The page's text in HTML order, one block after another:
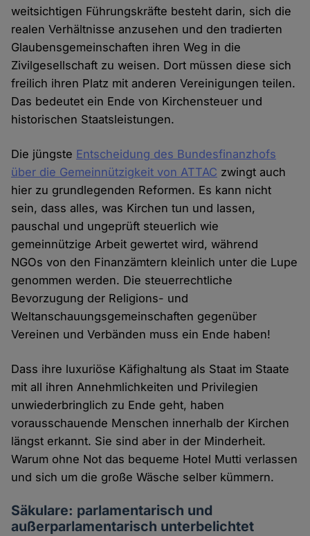
weitsichtigen Führungskräfte besteht darin, sich die
realen Verhältnisse anzusehen und den tradierten
Glaubensgemeinschaften ihren Weg in die
Zivilgesellschaft zu weisen. Dort müssen diese sich
freilich ihren Platz mit anderen Vereinigungen teilen.
Das bedeutet ein Ende von Kirchensteuer und
historischen Staatsleistungen.
Die jüngste Entscheidung des Bundesfinanzhofs
über die Gemeinnützigkeit von ATTAC zwingt auch
hier zu grundlegenden Reformen. Es kann nicht
sein, dass alles, was Kirchen tun und lassen,
pauschal und ungeprüft steuerlich wie
gemeinnützige Arbeit gewertet wird, während
NGOs von den Finanzämtern kleinlich unter die Lupe
genommen werden. Die steuerrechtliche
Bevorzugung der Religions- und
Weltanschauungsgemeinschaften gegenüber
Vereinen und Verbänden muss ein Ende haben!
Dass ihre luxuriöse Käfighaltung als Staat im Staate
mit all ihren Annehmlichkeiten und Privilegien
unwiederbringlich zu Ende geht, haben
vorausschauende Menschen innerhalb der Kirchen
längst erkannt. Sie sind aber in der Minderheit.
Warum ohne Not das bequeme Hotel Mutti verlassen
und sich um die große Wäsche selber kümmern.
Säkulare: parlamentarisch und
außerparlamentarisch unterbelichtet